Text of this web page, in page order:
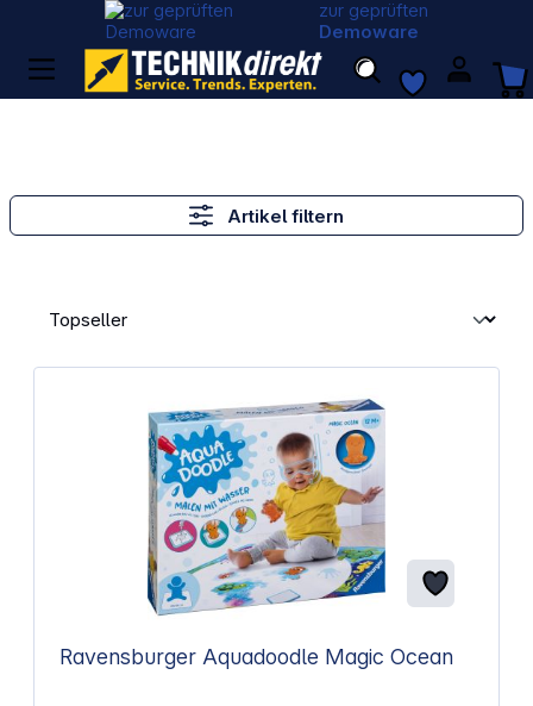
zur geprüften
Demoware
Artikel filtern
Ravensburger Aquadoodle Magic Ocean